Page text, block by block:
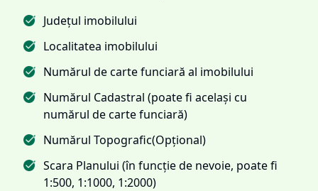
Județul imobilului
Localitatea imobilului
Numărul de carte funciară al imobilului
Numărul Cadastral (poate fi același cu
numărul de carte funciară)
Numărul Topografic(Opțional)
Scara Planului (în funcție de nevoie, poate fi
1:500, 1:1000, 1:2000)